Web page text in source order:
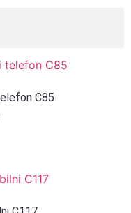
C85